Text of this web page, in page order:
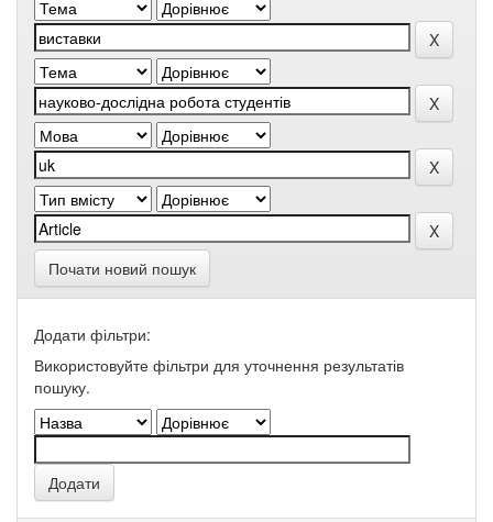
Почати новий пошук
Додати фільтри:
Використовуйте фільтри для уточнення результатів
пошуку.